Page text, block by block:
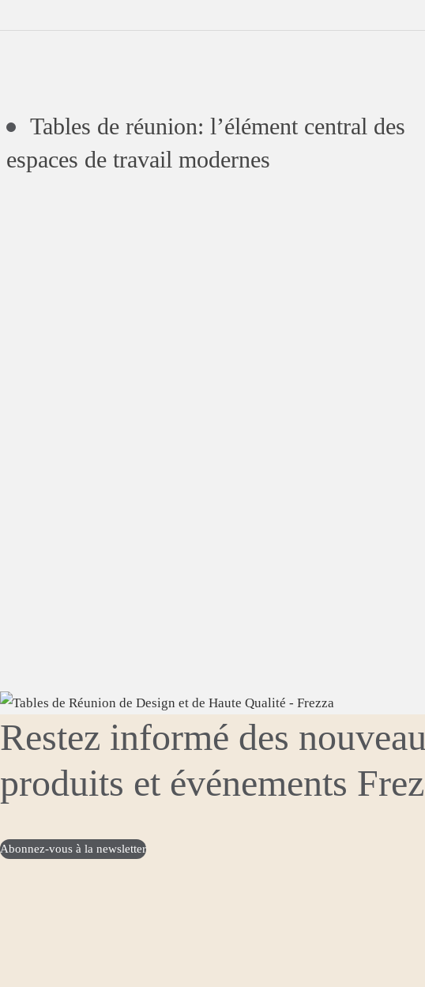
Tables de réunion: l’élément central des
espaces de travail modernes
Restez informé des
produits et événements
Abonnez-vous à la newsletter